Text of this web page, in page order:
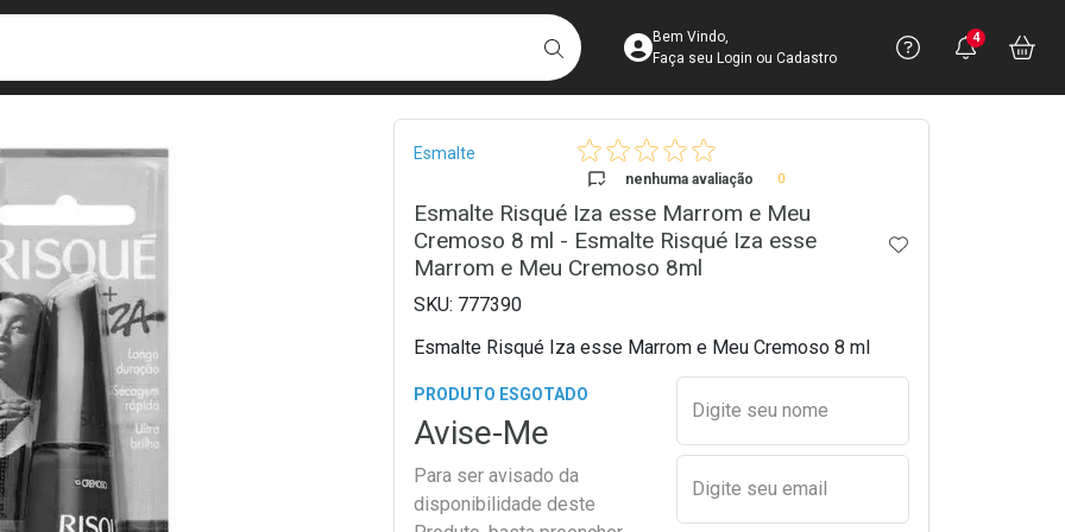
BUSCARAcesse sua Conta
Bem Vindo,
Faça seu Login ou Cadastro
Precisa
Ver Recursos
Você
4
Breadcrumb
Esmalte
nenhuma avaliação 0
Esmalte Risqué Iza esse Marrom e Meu
Cremoso 8 ml - Esmalte Risqué Iza esse
Marrom e Meu Cremoso 8ml
ADICIONAR AOS
777390
Esmalte Risqué Iza esse Marrom e Meu Cremoso 8 ml
PRODUTO ESGOTADO
Avise-Me
Para ser avisado da
disponibilidade deste
Preencher nome e email
Digite seu nome
Digite seu email